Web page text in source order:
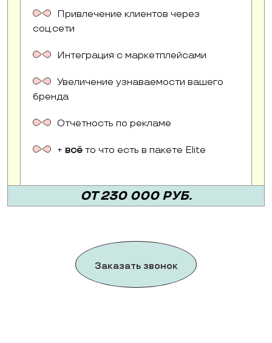
Привлечение клиентов через
соц.сети
Интеграция с маркетплейсами
Увеличение узнаваемости вашего
бренда
Отчетность по рекламе
+ всё то что есть в пакете Elite
ОТ 230 000 РУБ.
Заказать звонок